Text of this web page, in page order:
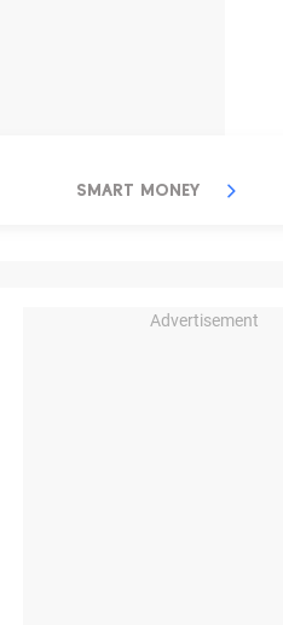
SMART MONEY
Advertisement